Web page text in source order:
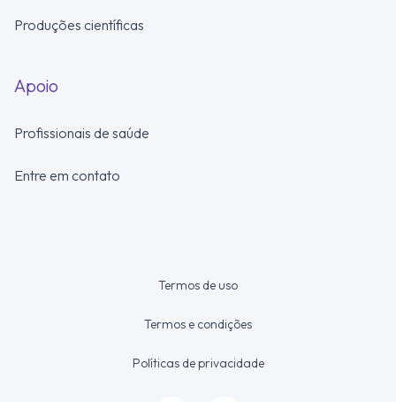
Produções científicas
Apoio
Profissionais de saúde
Entre em contato
Termos de uso
Termos e condições
Políticas de privacidade